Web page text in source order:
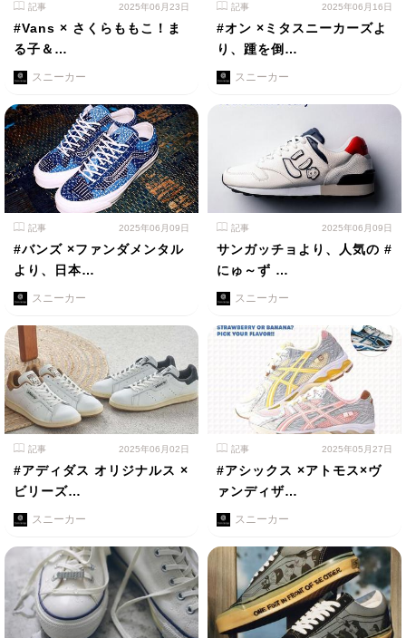
記事 2025年06月23日
#Vans × さくらももこ！ま
る子＆…
スニーカー
記事 2025年06月16日
#オン ×ミタスニーカーズよ
り、踵を倒…
スニーカー
記事 2025年06月09日
#バンズ ×ファンダメンタル
より、日本…
スニーカー
記事 2025年06月09日
サンガッチョより、人気の #
にゅ～ず …
スニーカー
記事 2025年06月02日
#アディダス オリジナルス ×
ビリーズ…
スニーカー
記事 2025年05月27日
#アシックス ×アトモス×ヴ
ァンディザ…
スニーカー